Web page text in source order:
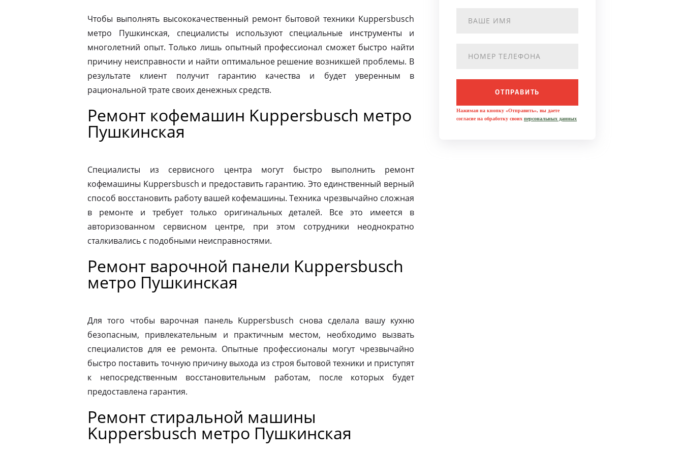
Чтобы выполнять высококачественный ремонт бытовой техники Kuppersbusch
метро Пушкинская, специалисты используют специальные инструменты и
многолетний опыт. Только лишь опытный профессионал сможет быстро найти
причину неисправности и найти оптимальное решение возникшей проблемы. В
результате клиент получит гарантию качества и будет уверенным в
рациональной трате своих денежных средств.
Ремонт кофемашин Kuppersbusch метро
Пушкинская
Специалисты из сервисного центра могут быстро выполнить ремонт
кофемашины Kuppersbusch и предоставить гарантию. Это единственный верный
способ восстановить работу вашей кофемашины. Техника чрезвычайно сложная
в ремонте и требует только оригинальных деталей. Все это имеется в
авторизованном сервисном центре, при этом сотрудники неоднократно
сталкивались с подобными неисправностями.
Ремонт варочной панели Kuppersbusch
метро Пушкинская
Для того чтобы варочная панель Kuppersbusch снова сделала вашу кухню
безопасным, привлекательным и практичным местом, необходимо вызвать
специалистов для ее ремонта. Опытные профессионалы могут чрезвычайно
быстро поставить точную причину выхода из строя бытовой техники и приступят
к непосредственным восстановительным работам, после которых будет
предоставлена гарантия.
Ремонт стиральной машины
Kuppersbusch метро Пушкинская
ОТПРАВИТЬ
Нажимая на кнопку «Отправить», вы даете
согласие на обработку своих персональных данных